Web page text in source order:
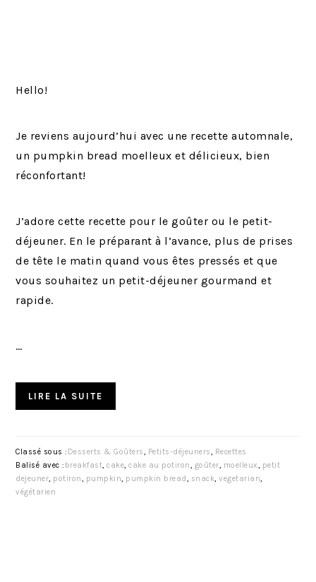
Hello!
Je reviens aujourd’hui avec une recette automnale,
un pumpkin bread moelleux et délicieux, bien
réconfortant!
J’adore cette recette pour le goûter ou le petit-
déjeuner. En le préparant à l’avance, plus de prises
de tête le matin quand vous êtes pressés et que
vous souhaitez un petit-déjeuner gourmand et
rapide.
…
LIRE LA SUITE
Classé sous : Desserts & Goûters, Petits-déjeuners, Recettes
Balisé avec : breakfast,cake,cake au potiron, goûter, moelleux, petit
dejeuner, potiron, pumpkin, pumpkin bread , snack,vegetarian,
végétarien